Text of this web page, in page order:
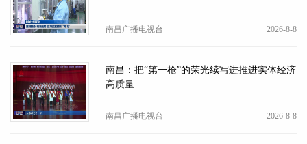
南昌广播电视台 2026-8-8
南昌：把“第一枪”的荣光续写进推进实体经济
高质量
南昌广播电视台 2026-8-8